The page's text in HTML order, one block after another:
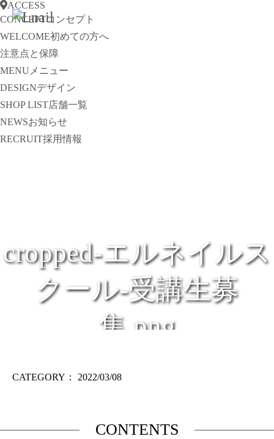
ACCESS
CONCEPTコンセプト
WELCOME初めての方へ
注意点と保障
MENU メニュー
DESIGNデザイン
SHOP LIST店舗一覧
NEWSお知らせ
RECRUIT採用情報
cropped-エルネイルス
クール-受講生募
集.png
CATEGORY： 2022/03/08
CONTENTS